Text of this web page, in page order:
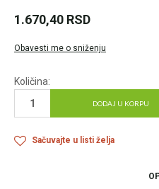
1.670,40 RSD
Obavesti me o sniženju
Količina:
DODAJ U KORPU
Sačuvajte u listi želja